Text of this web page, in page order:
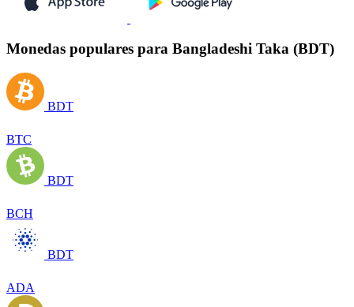
Monedas populares para Bangladeshi Taka (BDT)
BDT
BTC
BDT
BCH
BDT
ADA